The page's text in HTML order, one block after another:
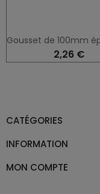
2,26 €
CATÉGORIES
INFORMATION
MON COMPTE